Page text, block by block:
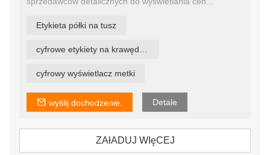
półkach. Poza tym użycie tagów esl pozwala
użytkownikom centralnie kontrolować wszystkie ceny,
etykiecie, dowolnej półce i dowolnym sklepie w ciągu
Etykieta półki na tusz
cyfrowy wyświetlacz metki
wyślij dochodzenie. Detale
ZAłADUJ WIęCEJ